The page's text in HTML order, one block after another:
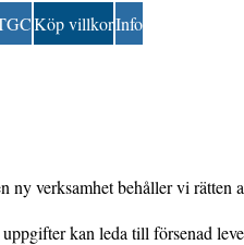
Köp villkorInfo
ny verksamhet behåller vi rätten
kan leda till försenad